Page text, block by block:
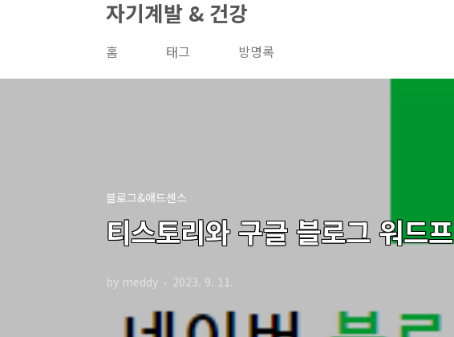
자기계발 & 건강
홈 태그 방명록
블로그&애드센스
티스토리와 구글 블로그 워드
by meddy 2023. 9. 11.